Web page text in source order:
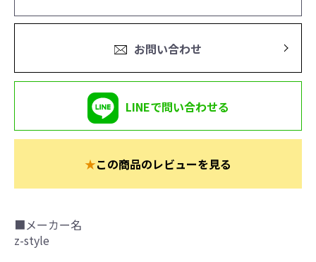
お問い合わせ
LINEで問い合わせる
★この商品のレビューを見る
■メーカー名
z-style